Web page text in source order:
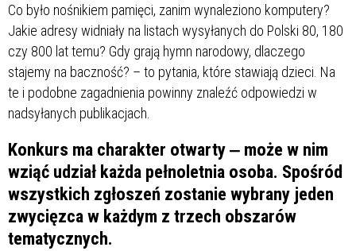
Co było nośnikiem pamięci, zanim wynaleziono komputery?
Jakie adresy widniały na listach wysyłanych do Polski 80, 180
czy 800 lat temu? Gdy grają hymn narodowy, dlaczego
stajemy na baczność? – to pytania, które stawiają dzieci. Na
te i podobne zagadnienia powinny znaleźć odpowiedzi w
nadsyłanych publikacjach.
Konkurs ma charakter otwarty ‒ może w nim
wziąć udział każda pełnoletnia osoba. Spośród
wszystkich zgłoszeń zostanie wybrany jeden
zwycięzca w każdym z trzech obszarów
tematycznych.